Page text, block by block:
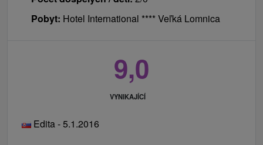
Pobyt: Hotel International **** Veľká Lomnica
9,0
VYNIKAJÍCÍ
Edita - 5.1.2016